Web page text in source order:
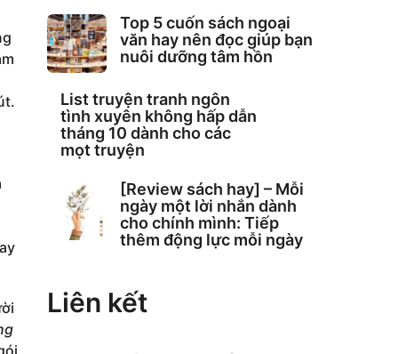
Top 5 cuốn sách ngoại
văn hay nên đọc giúp bạn
nuôi dưỡng tâm hồn
List truyện tranh ngôn
tình xuyên không hấp dẫn
tháng 10 dành cho các
mọt truyện
[Review sách hay] – Mỗi
ngày một lời nhắn dành
cho chính mình: Tiếp
thêm động lực mỗi ngày
Liên kết